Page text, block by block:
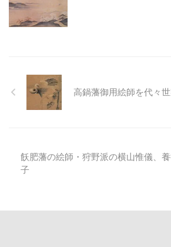
高鍋藩御用絵師を代々
飫肥藩の絵師・狩野派の横山惟儀、
子